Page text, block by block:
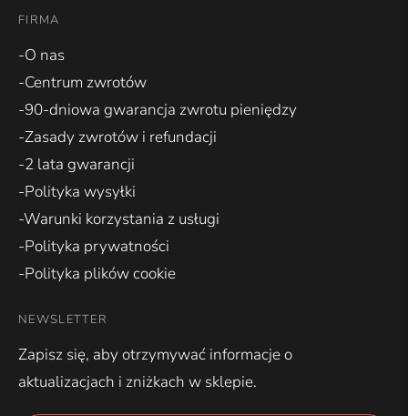
FIRMA
-O nas
-Centrum zwrotów
-90-dniowa gwarancja zwrotu pieniędzy
-Zasady zwrotów i refundacji
-2 lata gwarancji
-Polityka wysyłki
-Warunki korzystania z usługi
-Polityka prywatności
-Polityka plików cookie
NEWSLETTER
Zapisz się, aby otrzymywać informacje o
aktualizacjach i zniżkach w sklepie.